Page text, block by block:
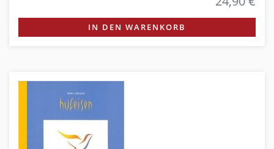
IN DEN WARENKORB